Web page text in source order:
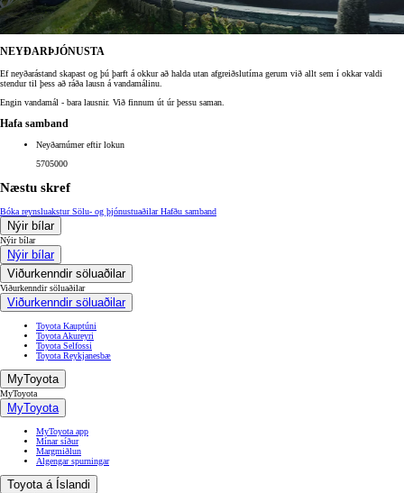
NEYÐARÞJÓNUSTA
Ef neyðarástand skapast og þú þarft á okkur að halda utan afgreiðslutíma gerum við allt sem í okkar valdi
stendur til þess að ráða lausn á vandamálinu.
Engin vandamál - bara lausnir. Við finnum út úr þessu saman.
Hafa samband
Neyðarnúmer eftir lokun
5705000
Næstu skref
Bóka reynsluaksturSölu- og þjónustuaðilarHafðu samband
Nýir bílar
Nýir bílar
Nýir bílar
Viðurkenndir söluaðilar
Viðurkenndir söluaðilar
Viðurkenndir söluaðilar
Toyota Kauptúni
Toyota Akureyri
Toyota Selfossi
Toyota Reykjanesbæ
MyToyota
MyToyota
MyToyota
MyToyota app
Mínar síður
Margmiðlun
Algengar spurningar
Toyota á Íslandi